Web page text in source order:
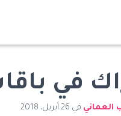
في
العماني في 26 أبريل، 2018